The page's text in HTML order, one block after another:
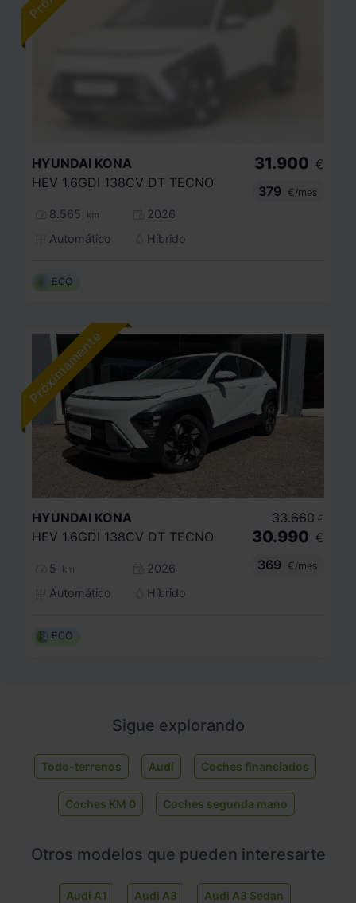
HYUNDAI KONA
HEV 1.6GDI 138CV DT TECNO
8.565 km
2026
Automático
Híbrido
31.900 €
379
€/mes
ECO
HYUNDAI KONA
HEV 1.6GDI 138CV DT TECNO
5 km
2026
Automático
Híbrido
33.660 €
30.990 €
369
€/mes
ECO
Sigue explorando
Todo-terrenos Audi Coches financiados
Coches KM 0 Coches segunda mano
Otros modelos que pueden interesarte
Audi A1 Audi A3 Audi A3 Sedan